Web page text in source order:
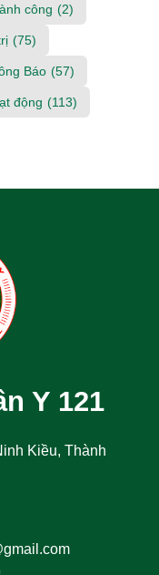
công (2)
(75)
Báo (57)
động (113)
Y 121
Kiều, Thành